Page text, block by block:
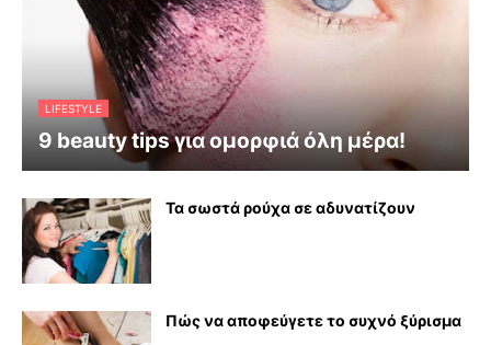
LIFESTYLE
9 beauty tips για ομορφιά όλη μέρα!
Τα σωστά ρούχα σε αδυνατίζουν
Πώς να αποφεύγετε το συχνό ξύρισμα